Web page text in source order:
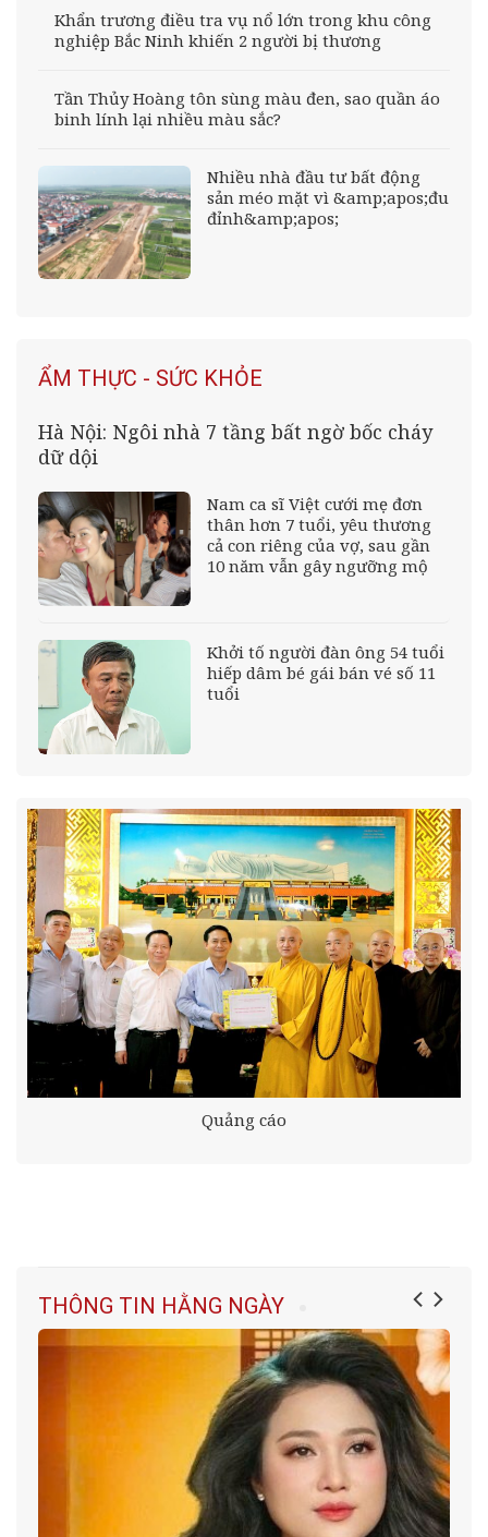
Khẩn trương điều tra vụ nổ lớn trong khu công
nghiệp Bắc Ninh khiến 2 người bị thương
Tần Thủy Hoàng tôn sùng màu đen, sao quần áo
binh lính lại nhiều màu sắc?
Nhiều nhà đầu tư bất động
sản méo mặt vì &amp;apos;đu
đỉnh&amp;apos;
ẨM THỰC - SỨC KHỎE
Hà Nội: Ngôi nhà 7 tầng bất ngờ bốc cháy
dữ dội
Nam ca sĩ Việt cưới mẹ đơn
thân hơn 7 tuổi, yêu thương
cả con riêng của vợ, sau gần
10 năm vẫn gây ngưỡng mộ
Khởi tố người đàn ông 54 tuổi
hiếp dâm bé gái bán vé số 11
tuổi
Quảng cáo
THÔNG TIN HẰNG NGÀY